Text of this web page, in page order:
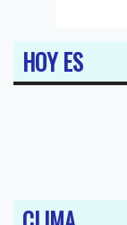
HOY ES